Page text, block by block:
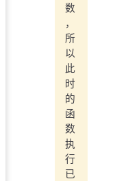
数
，
所
以
此
时
的
函
数
执
行
已